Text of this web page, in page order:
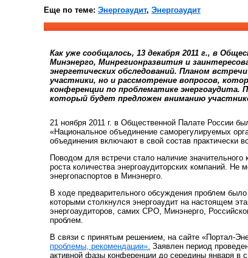
Еще по теме: Энергоаудит, Энергоаудит
Как уже сообщалось, 13 декабря 2011 г., в
Минэнерго, Минрегионразвития и
энергетических обследований. Планом
участники, но и рассмотрение вопросов,
конференции по проблематике
который будет предложен вниманию
21 ноября 2011 г. в Общественной Палате России
«Национальное объединение саморегулируемых
объединения включают в свой состав практически
Поводом для встречи стало наличие
роста количества энергоаудиторских компаний.
энергопаспортов в Минэнерго.
В ходе предварительного обсуждения проблем
которыми столкнулся энергоаудит на настоящем
энергоаудиторов, самих СРО, Минэнерго,
проблем.
В связи с принятым решением, на сайте «Портал-
проблемы, рекомендации». Заявлен период
активной фазы конференции до середины января в